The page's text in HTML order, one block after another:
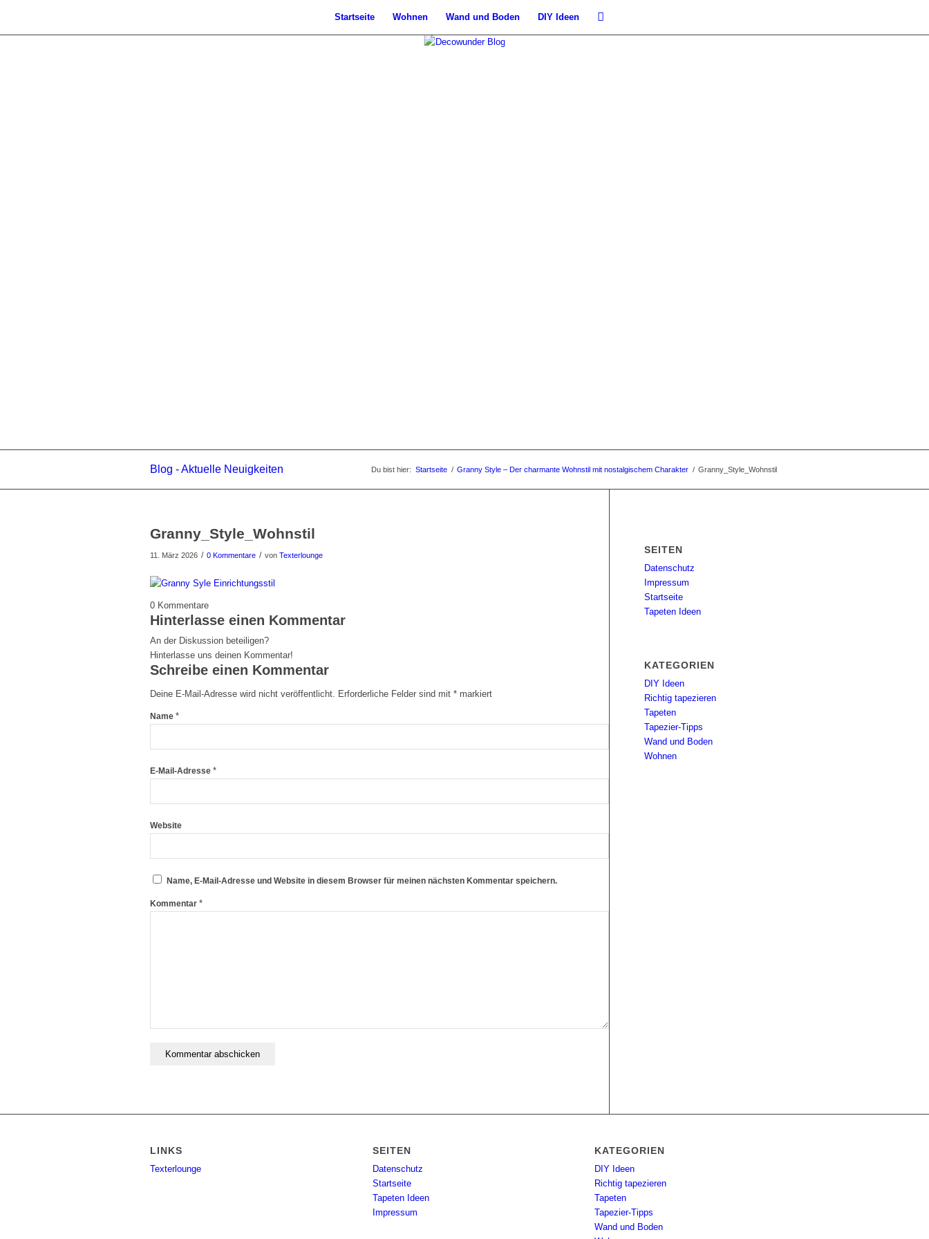
Startseite Wohnen Wand und Boden DIY Ideen
Blog - Aktuelle Neuigkeiten Du bist hier: Startseite / Granny Style – Der charmante Wohnstil mit nostalgischem Charakter / Granny_Style_Wohnstil
Granny_Style_Wohnstil
11. März 2026 / 0 Kommentare / von Texterlounge
0 Kommentare
Hinterlasse einen Kommentar
An der Diskussion beteiligen?
Hinterlasse uns deinen Kommentar!
Schreibe einen Kommentar
Deine E-Mail-Adresse wird nicht veröffentlicht. Erforderliche Felder sind mit * markiert
Name *
E-Mail-Adresse *
Website
Name, E-Mail-Adresse und Website in diesem Browser für meinen nächsten Kommentar speichern.
Kommentar *
SEITEN
Datenschutz
Impressum
Startseite
Tapeten Ideen
KATEGORIEN
DIY Ideen
Richtig tapezieren
Tapeten
Tapezier-Tipps
Wand und Boden
Wohnen
LINKS
Texterlounge
SEITEN
Datenschutz
Startseite
Tapeten Ideen
Impressum
KATEGORIEN
DIY Ideen
Richtig tapezieren
Tapeten
Tapezier-Tipps
Wand und Boden